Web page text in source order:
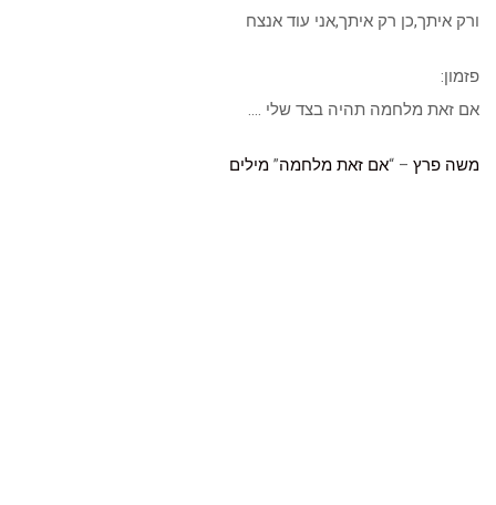
ורק איתך,כן רק איתך,אני עוד אנצח
פזמון:
אם זאת מלחמה תהיה בצד שלי ….
משה פרץ – “אם זאת מלחמה” מילים